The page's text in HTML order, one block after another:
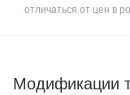
отличаться от цен в
Модификации